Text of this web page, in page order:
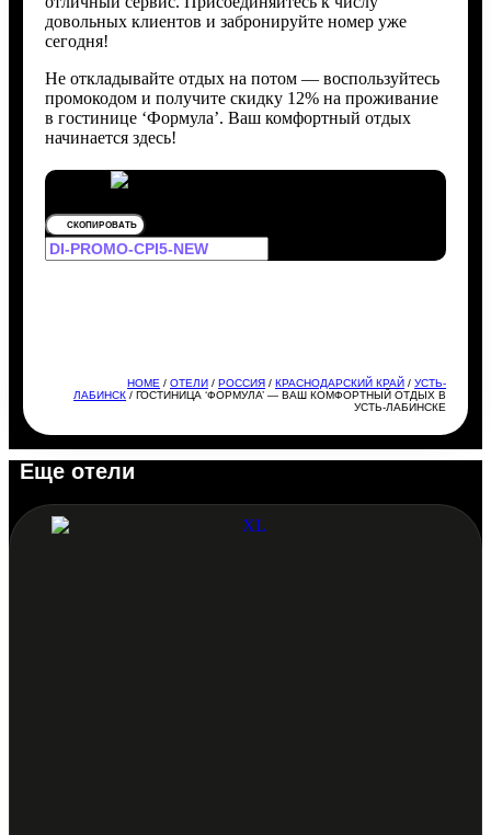
довольных клиентов и забронируйте номер уже
сегодня!
Не откладывайте отдых на потом — воспользуйтесь
промокодом и получите скидку 12% на проживание
в гостинице ‘Формула’. Ваш комфортный отдых
начинается здесь!
СКОПИРОВАТЬ
HOME /ОТЕЛИ /РОССИЯ /КРАСНОДАРСКИЙ КРАЙ /УСТЬ-
ЛАБИНСК / ГОСТИНИЦА ‘ФОРМУЛА’ — ВАШ КОМФОРТНЫЙ ОТДЫХ В
УСТЬ-ЛАБИНСКЕ
Еще отели